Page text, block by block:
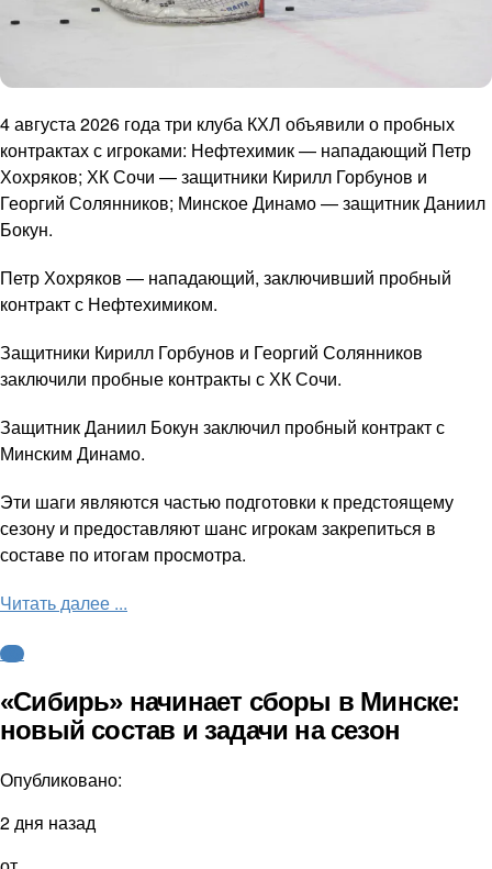
4 августа 2026 года три клуба КХЛ объявили о пробных
контрактах с игроками: Нефтехимик — нападающий Петр
Хохряков; ХК Сочи — защитники Кирилл Горбунов и
Георгий Солянников; Минское Динамо — защитник Даниил
Бокун.
Петр Хохряков — нападающий, заключивший пробный
контракт с Нефтехимиком.
Защитники Кирилл Горбунов и Георгий Солянников
заключили пробные контракты с ХК Сочи.
Защитник Даниил Бокун заключил пробный контракт с
Минским Динамо.
Эти шаги являются частью подготовки к предстоящему
сезону и предоставляют шанс игрокам закрепиться в
составе по итогам просмотра.
Читать далее ...
КХЛ
«Сибирь» начинает сборы в Минске:
новый состав и задачи на сезон
Опубликовано:
2 дня назад